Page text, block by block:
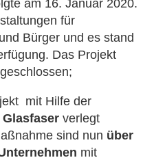
am 16. Januar 2020.
für
Bürger und es stand
Das Projekt
mit Hilfe der
verlegt
sind nun über
mit